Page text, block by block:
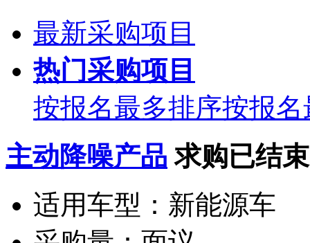
最新采购项目
热门采购项目
按报名最多排序按报
主动降噪产品 求购已结束
适用车型： 新能源车